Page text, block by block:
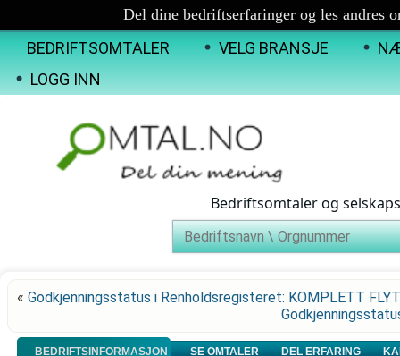
Del dine bedriftserfaringer og les andres
BEDRIFTSOMTALER VELG BRANSJE
LOGG INN
Bedriftsomtaler og
« Godkjenningsstatus i Renholdsregisteret: KOMPLETT
BEDRIFTSINFORMASJON SE OMTALER DEL ERFARING